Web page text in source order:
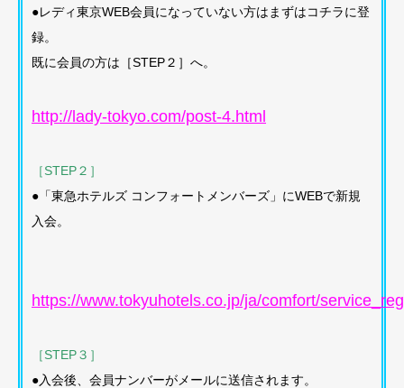
●レディ東京WEB会員になっていない方はまずはコチラに登
録。
既に会員の方は［STEP２］へ。
http://lady-tokyo.com/post-4.html
［STEP２］
●「東急ホテルズ コンフォートメンバーズ」にWEBで新規
入会。
https://www.tokyuhotels.co.jp/ja/comfort/
［STEP３］
●入会後、会員ナンバーがメールに送信されます。